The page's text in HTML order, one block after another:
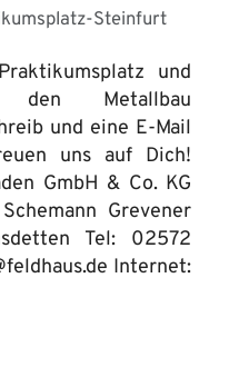
Steinfurt
und
Metallbau
und eine E-Mail
uns auf Dich!
GmbH & Co. KG
Grevener
Tel: 02572
Internet: